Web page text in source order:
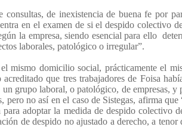
de inexistencia de buena fe por
en el examen de si el despido colectivo
la empresa, siendo esencial para ello
laborales, patológico o irregular”.
mismo domicilio social, prácticamente el
que tres trabajadores de Foisa
grupo laboral, o patológico, de empresas,
no así en el caso de Sistegas, afirma que
adoptar la medida de despido colectivo
de despido no ajustado a derecho, a tenor